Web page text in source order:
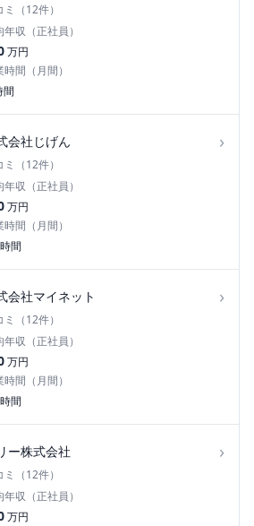
ミ（12件）
年収（正社員）
万円
時間（月間）
間
会社じげん ›
ミ（12件）
年収（正社員）
万円
時間（月間）
時間
会社マイネット ›
ミ（12件）
年収（正社員）
万円
時間（月間）
時間
ー株式会社 ›
ミ（12件）
年収（正社員）
万円